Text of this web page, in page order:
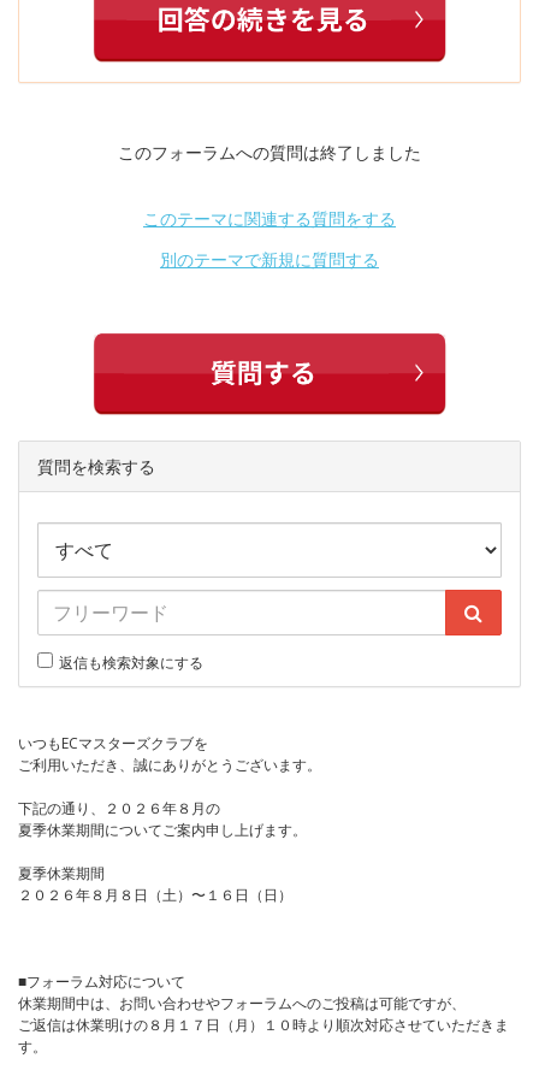
このフォーラムへの質問は終了しました
このテーマに関連する質問をする
別のテーマで新規に質問する
質問を検索する
返信も検索対象にする
いつもECマスターズクラブを
ご利用いただき、誠にありがとうございます。
下記の通り、２０２６年８月の
夏季休業期間についてご案内申し上げます。
夏季休業期間
２０２６年８月８日（土）〜１６日（日）
■フォーラム対応について
休業期間中は、お問い合わせやフォーラムへのご投稿は可能ですが、
ご返信は休業明けの８月１７日（月）１０時より順次対応させていただきま
す。